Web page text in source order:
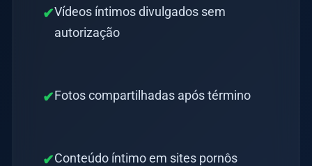
✔Vídeos íntimos divulgados sem
autorização
✔Fotos compartilhadas após término
✔Conteúdo íntimo em sites pornôs